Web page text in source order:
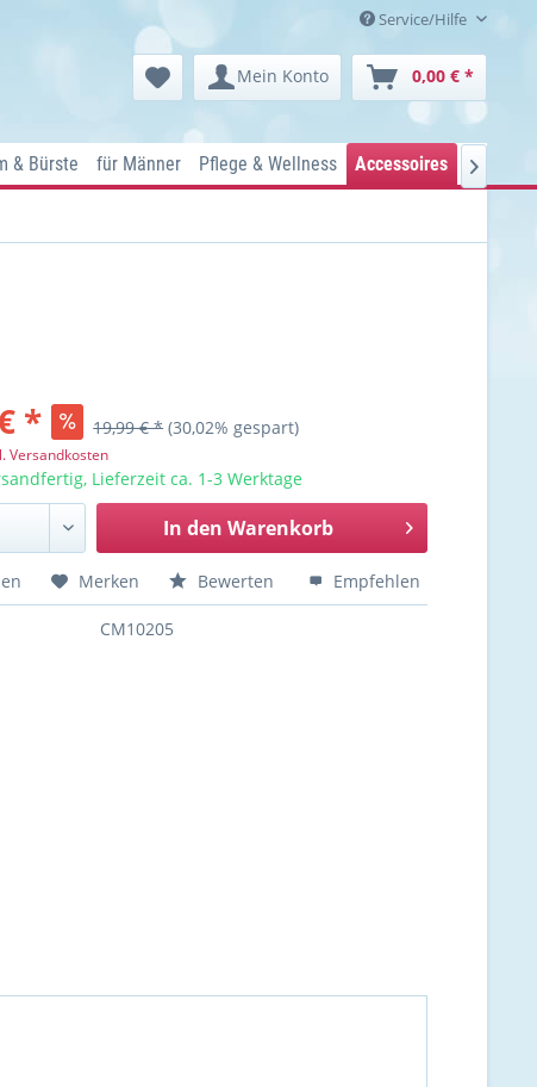
Service/Hilfe
Mein Konto 0,00 € *
& Bürste für Männer Pflege & Wellness Accessoires 
* 19,99 € * (30,02% gespart)
Versandkosten
Lieferzeit ca. 1-3 Werktage
In den Warenkorb
Merken Bewerten Empfehlen
CM10205